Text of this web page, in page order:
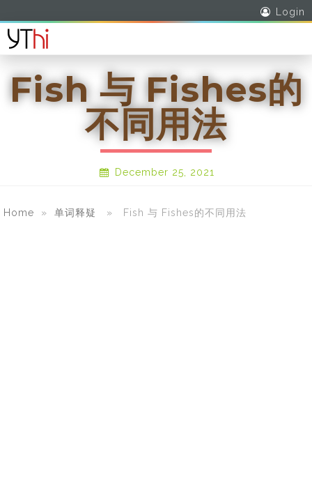
Login
Fish 与 Fishes的
不同用法
December 25, 2021
Home » 单词释疑 » Fish 与 Fishes的不同用法